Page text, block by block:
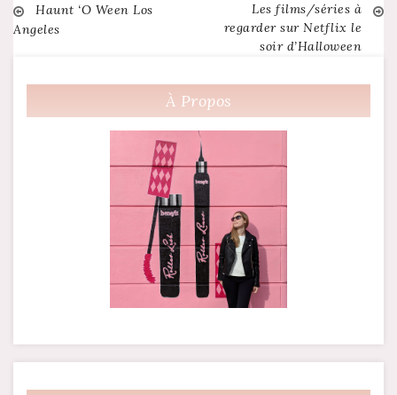
Navigation
Haunt ‘O Ween Los
Angeles
Les films/séries à
regarder sur Netflix le
soir d’Halloween
À Propos